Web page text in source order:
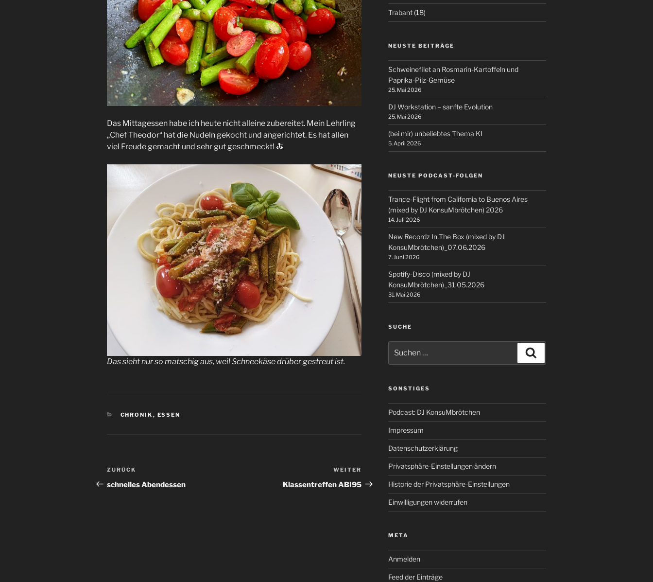
Das Mittagessen habe ich heute nicht alleine zubereitet. Mein Lehrling
„Chef Theodor“ hat die Nudeln gekocht und angerichtet. Es hat allen
viel Freude gemacht und sehr gut geschmeckt! 🍝
Das sieht nur so matschig aus, weil Schneekäse drüber gestreut ist.
KATEGORIEN
CHRONIK , ESSEN
Beitrags-
Navigation
Vorheriger
Beitrag
ZURÜCK
schnelles Abendessen
Nächster
Beitrag
WEITER
Klassentreffen ABI95
Trabant(18)
NEUSTE BEITRÄGE
Schweinefilet an Rosmarin-Kartoffeln und
Paprika-Pilz-Gemüse
25. Mai 2026
DJ Workstation – sanfte Evolution
25. Mai 2026
(bei mir) unbeliebtes Thema KI
5. April 2026
NEUSTE PODCAST-FOLGEN
Trance-Flight from California to Buenos Aires
(mixed by DJ KonsuMbrötchen) 2026
14. Juli 2026
New Recordz In The Box (mixed by DJ
KonsuMbrötchen)_07.06.2026
7. Juni 2026
Spotify-Disco (mixed by DJ
KonsuMbrötchen)_31.05.2026
31. Mai 2026
SUCHE
nach:
SONSTIGES
Podcast: DJ KonsuMbrötchen
Impressum
Datenschutzerklärung
Privatsphäre-Einstellungen ändern
Historie der Privatsphäre-Einstellungen
Einwilligungen widerrufen
META
Anmelden
Feed der Einträge